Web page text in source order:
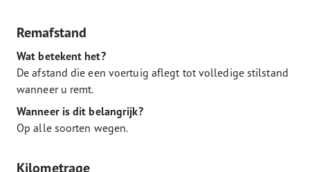
Remafstand
Wat betekent het?
De afstand die een voertuig aflegt tot volledige stilstand
wanneer u remt.
Wanneer is dit belangrijk?
Op alle soorten wegen.
Kilometrage